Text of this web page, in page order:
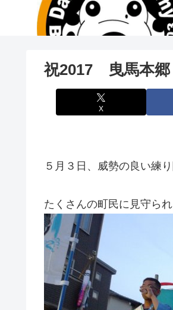
祝2017 曳馬本
X
５月３日、威勢の良い練
たくさんの町民に見守ら